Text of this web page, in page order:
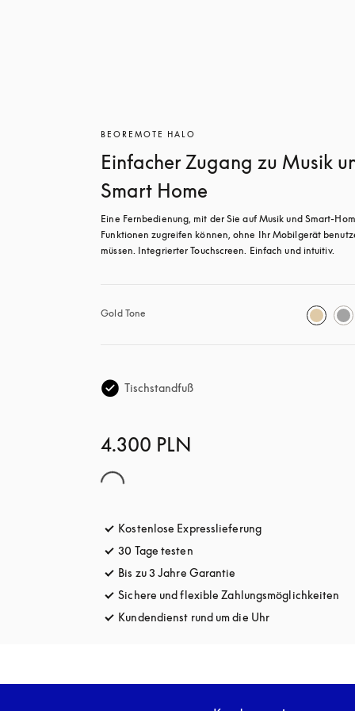
BEOREMOTE HALO
Einfacher Zugang zu Musik
Smart Home
Eine Fernbedienung, mit der Sie auf Musik und Smart-
Funktionen zugreifen können, ohne Ihr Mobilgerät
müssen. Integrierter Touchscreen. Einfach und intuitiv.
Gold Tone
Tischstandfuß
4.300 PLN
Kostenlose Expresslieferungöffnet sich in
30 Tage testen
Bis zu 3 Jahre Garantie
Sichere und flexible Zahlungsmöglichkeiten
Kundendienst rund um die Uhr